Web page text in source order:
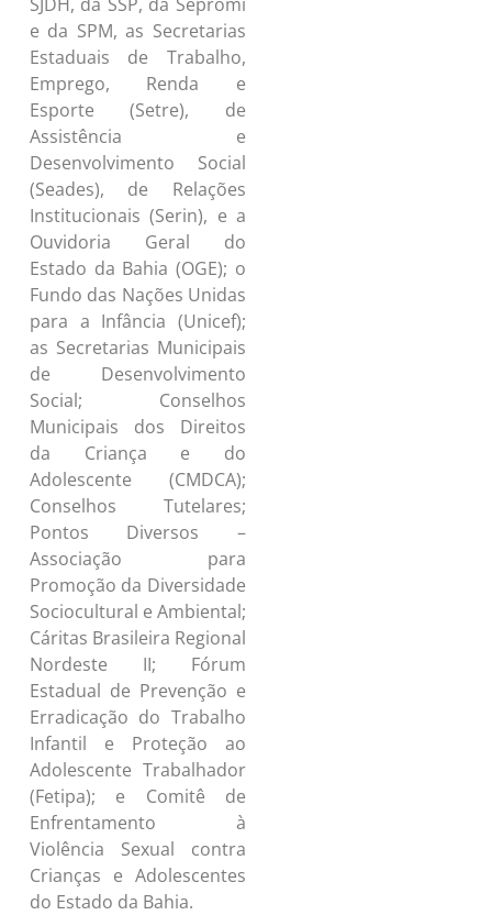
e da SPM, as Secretarias
Estaduais de Trabalho,
Emprego, Renda e
Esporte (Setre), de
Assistência e
Desenvolvimento Social
(Seades), de Relações
Institucionais (Serin), e a
Ouvidoria Geral do
Estado da Bahia (OGE); o
Fundo das Nações Unidas
para a Infância (Unicef);
as Secretarias Municipais
de Desenvolvimento
Social; Conselhos
Municipais dos Direitos
da Criança e do
Adolescente (CMDCA);
Conselhos Tutelares;
Pontos Diversos –
Associação para
Promoção da Diversidade
Sociocultural e Ambiental;
Cáritas Brasileira Regional
Nordeste II; Fórum
Estadual de Prevenção e
Erradicação do Trabalho
Infantil e Proteção ao
Adolescente Trabalhador
(Fetipa); e Comitê de
Enfrentamento à
Violência Sexual contra
Crianças e Adolescentes
do Estado da Bahia.